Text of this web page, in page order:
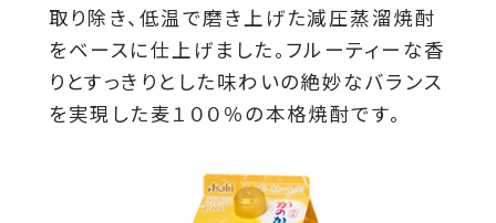
取り除き、低温で磨き上げた減圧蒸溜焼酎
をベースに仕上げました。フルーティーな香
りとすっきりとした味わいの絶妙なバランス
を実現した麦１００％の本格焼酎です。